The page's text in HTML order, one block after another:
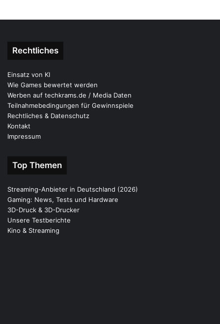
Rechtliches
Einsatz von KI
Wie Games bewertet werden
Werben auf techkrams.de / Media Daten
Teilnahmebedingungen für Gewinnspiele
Rechtliches & Datenschutz
Kontakt
Impressum
Top Themen
Streaming-Anbieter in Deutschland (2026)
Gaming: News, Tests und Hardware
3D-Druck & 3D-Drucker
Unsere Testberichte
Kino & Streaming